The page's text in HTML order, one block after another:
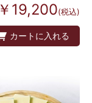
￥19,200(税込)
カートに入れる